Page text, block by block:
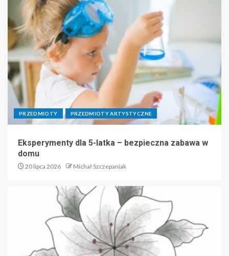
PRZEDMIOTY PRZEDMIOTY ARTYSTYCZNE
Eksperymenty dla 5-latka – bezpieczna zabawa w
domu
20 lipca 2026 Michał Szczepaniak